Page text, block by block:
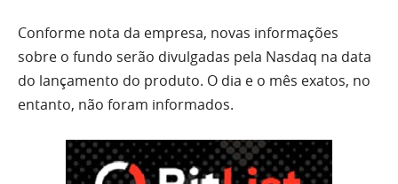
Conforme nota da empresa, novas informações
sobre o fundo serão divulgadas pela Nasdaq na data
do lançamento do produto. O dia e o mês exatos, no
entanto, não foram informados.